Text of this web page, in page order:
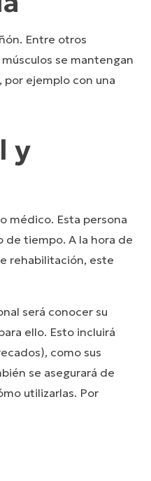
Entre otros
se mantengan
por ejemplo con una
y
médico. Esta persona
de tiempo. A la hora de
rehabilitación, este
será conocer su
ello. Esto incluirá
como sus
se asegurará de
utilizarlas. Por